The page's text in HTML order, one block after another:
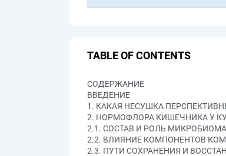
TABLE OF CONTENTS
СОДЕРЖАНИЕ
ВВЕДЕНИЕ
1. КАКАЯ НЕСУШКА
2. НОРМОФЛОРА КИШЕЧНИКА У
2.1. СОСТАВ И РОЛЬ
2.2. ВЛИЯНИЕ КОМПОНЕНТОВ
2.3. ПУТИ СОХРАНЕНИЯ И